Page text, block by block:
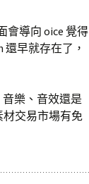
會導向 oice 覺得
早就存在了，
樂、音效還是
交易市場有免